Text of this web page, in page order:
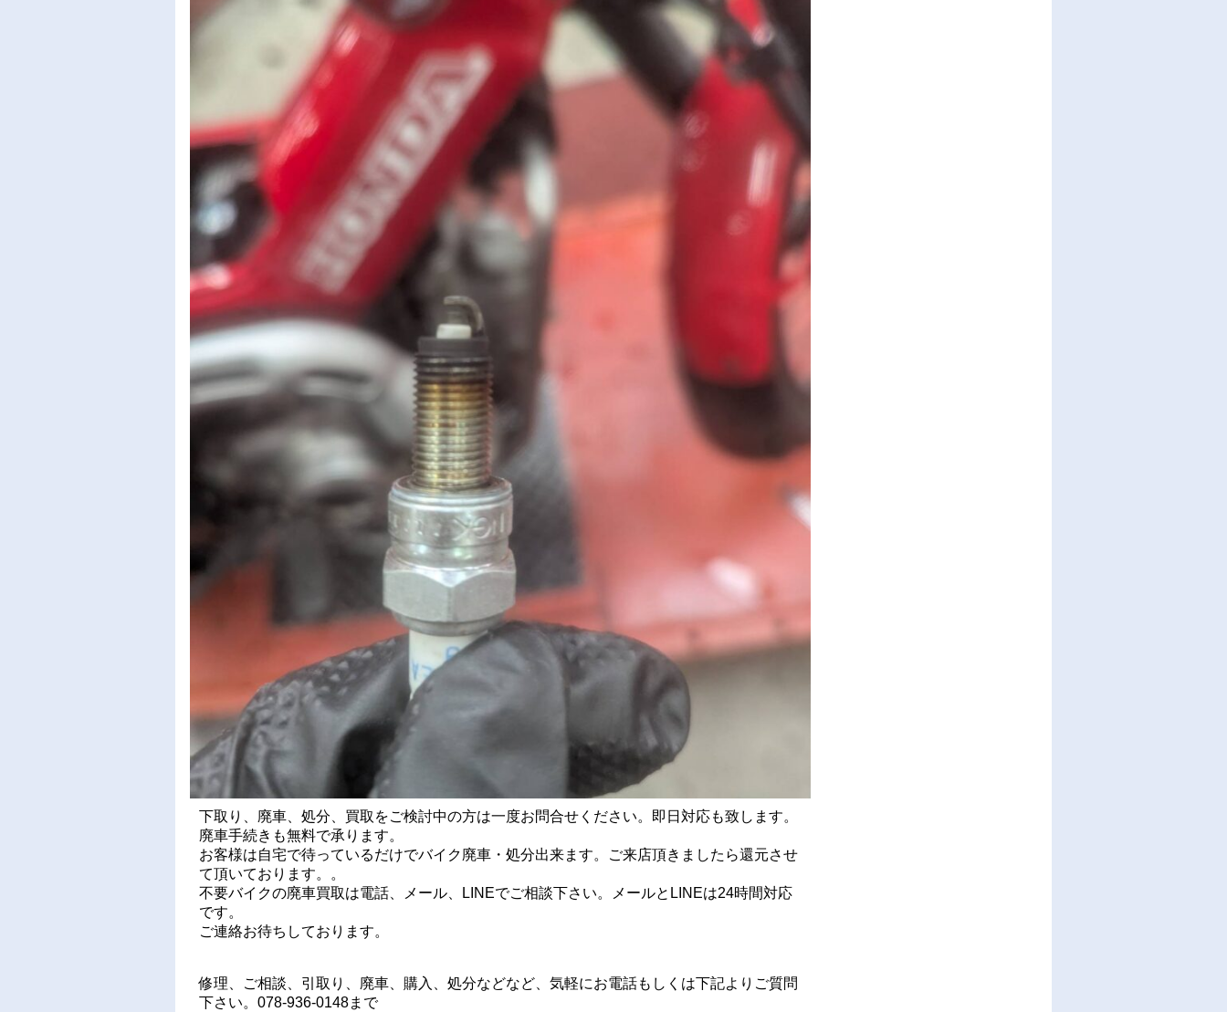
下取り、廃車、処分、買取をご検討中の方は一度お問合せください。即日対応も致します。
廃車手続きも無料で承ります。
お客様は自宅で待っているだけでバイク廃車・処分出来ます。ご来店頂きましたら還元させ
て頂いております。。
不要バイクの廃車買取は電話、メール、LINEでご相談下さい。メールとLINEは24時間対応
です。
ご連絡お待ちしております。
修理、ご相談、引取り、廃車、購入、処分などなど、気軽にお電話もしくは下記よりご質問
下さい。078-936-0148まで